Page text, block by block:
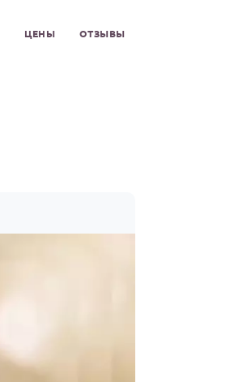
ЦЕНЫ ОТЗЫВЫ